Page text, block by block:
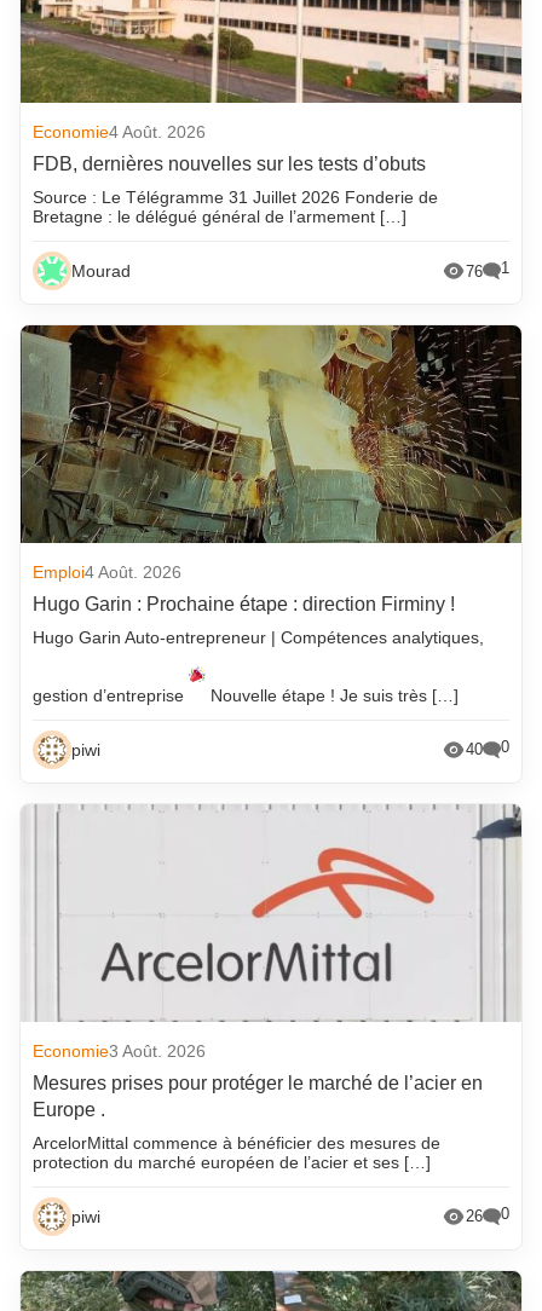
Economie4 Août. 2026
FDB, dernières nouvelles sur les tests d’obuts
Source : Le Télégramme 31 Juillet 2026 Fonderie de
Bretagne : le délégué général de l’armement […]
Mourad 76 1
Emploi4 Août. 2026
Hugo Garin : Prochaine étape : direction Firminy !
Hugo Garin Auto-entrepreneur | Compétences analytiques,
gestion d’entreprise Nouvelle étape ! Je suis très […]
piwi 40 0
Economie3 Août. 2026
Mesures prises pour protéger le marché de l’acier en
Europe .
ArcelorMittal commence à bénéficier des mesures de
protection du marché européen de l’acier et ses […]
piwi 26 0